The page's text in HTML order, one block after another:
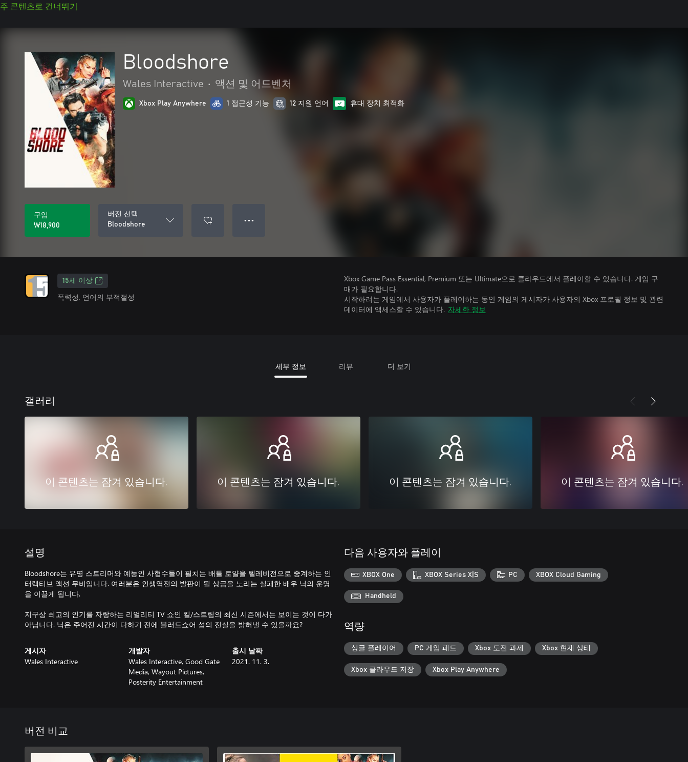
주 콘텐츠로 건너뛰기
Bloodshore
Wales Interactive • 액션 및 어드벤처
Xbox Play Anywhere 1 접근성 기능 12 지원 언어 휴대 장치 최적화
구입
₩18,900
버전 선택
Bloodshore
● ● ●
15세 이상
폭력성, 언어의 부적절성
Xbox Game Pass Essential, Premium 또는 Ultimate으로 클라우드에서 플레이할 수 있습니다. 게임 구
매가 필요합니다.
시작하려는 게임에서 사용자가 플레이하는 동안 게임의 게시자가 사용자의 Xbox 프로필 정보 및 관련
데이터에 액세스할 수 있습니다. 자세한 정보
세부 정보 리뷰 더 보기
갤러리
이 콘텐츠는 잠겨 있습니다. 이 콘텐츠는 잠겨 있습니다. 이 콘텐츠는 잠겨 있습니다. 이 콘텐츠는 잠겨 있습니다.
설명
Bloodshore는 유명 스트리머와 예능인 사형수들이 펼치는 배틀 로얄을 텔레비전으로 중계하는 인
터랙티브 액션 무비입니다. 여러분은 인생역전의 발판이 될 상금을 노리는 실패한 배우 닉의 운명
을 이끌게 됩니다.
지구상 최고의 인기를 자랑하는 리얼리티 TV 쇼인 킬/스트림의 최신 시즌에서는 보이는 것이 다가
아닙니다. 닉은 주어진 시간이 다하기 전에 블러드쇼어 섬의 진실을 밝혀낼 수 있을까요?
게시자
Wales Interactive
개발자
Wales Interactive, Good Gate
Media, Wayout Pictures,
Posterity Entertainment
출시 날짜
2021. 11. 3.
다음 사용자와 플레이
XBOX One XBOX Series X|S PC XBOX Cloud Gaming
Handheld
역량
싱글 플레이어 PC 게임 패드 Xbox 도전 과제 Xbox 현재 상태
Xbox 클라우드 저장 Xbox Play Anywhere
버전 비교